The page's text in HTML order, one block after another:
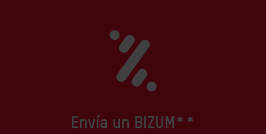
Envía un BIZUM**